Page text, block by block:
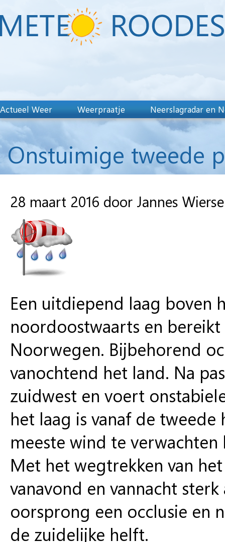
Actueel Weer Weerpraatje Neerslagradar en
Onstuimige tweede
28 maart 2016 door Jannes
Een uitdiepend laag boven
noordoostwaarts en
Noorwegen. Bijbehorend
vanochtend het land. Na
zuidwest en voert
het laag is vanaf de
meeste wind te
Met het wegtrekken van
vanavond en vannacht
oorsprong een occlusie en
de zuidelijke helft.